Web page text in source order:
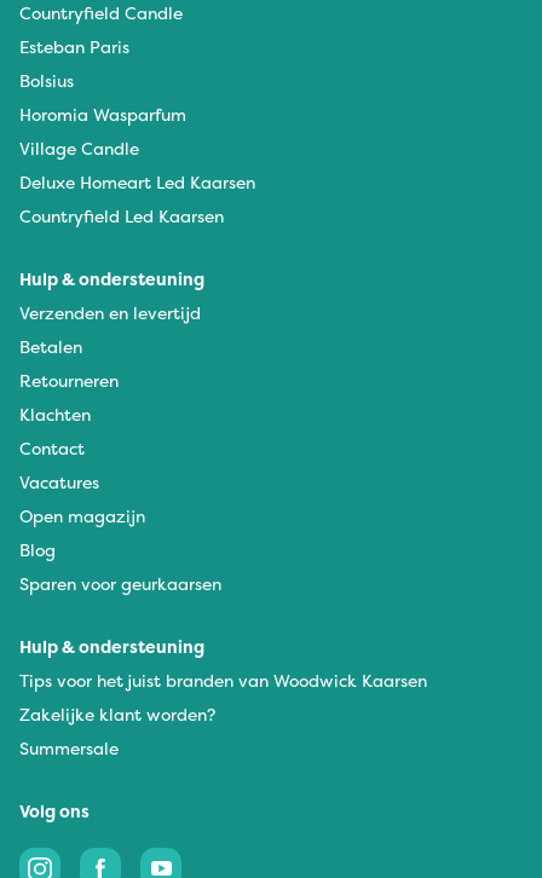
Countryfield Candle
Esteban Paris
Bolsius
Horomia Wasparfum
Village Candle
Deluxe Homeart Led Kaarsen
Countryfield Led Kaarsen
Hulp & ondersteuning
Verzenden en levertijd
Betalen
Retourneren
Klachten
Contact
Vacatures
Open magazijn
Blog
Sparen voor geurkaarsen
Hulp & ondersteuning
Tips voor het juist branden van Woodwick Kaarsen
Zakelijke klant worden?
Summersale
Volg ons